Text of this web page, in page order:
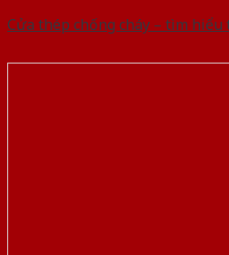
Cửa thép chống cháy – tìm